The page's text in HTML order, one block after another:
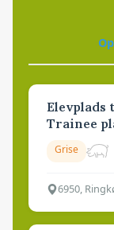
Elevplads
Trainee
Grise
6950,